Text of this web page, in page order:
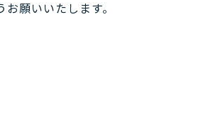
願いいたします。